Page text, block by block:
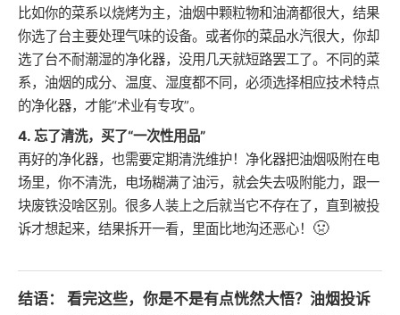
比如你的菜系以烧烤为主，油烟中颗粒物和油滴都很大，结果
你选了台主要处理气味的设备。或者你的菜品水汽很大，你却
选了台不耐潮湿的净化器，没用几天就短路罢工了。不同的菜
系，油烟的成分、温度、湿度都不同，必须选择相应技术特点
的净化器，才能“术业有专攻”。
4. 忘了清洗，买了“一次性用品”
再好的净化器，也需要定期清洗维护！净化器把油烟吸附在电
场里，你不清洗，电场糊满了油污，就会失去吸附能力，跟一
块废铁没啥区别。很多人装上之后就当它不存在了，直到被投
诉才想起来，结果拆开一看，里面比地沟还恶心！ 🤢
结语：
看完这些，你是不是有点恍然大悟？油烟投诉